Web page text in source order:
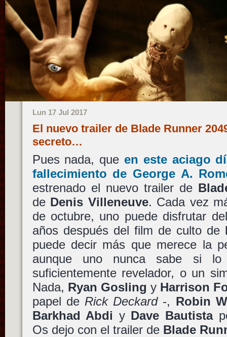
Lun 17 Jul 2017
El nuevo trailer de Blade Runner
secreto…
Pues nada, que en este aciago
fallecimiento de George A.
estrenado el nuevo trailer de
de Denis Villeneuve. Cada vez
de octubre, uno puede disfrutar
años después del film de culto de
puede decir más que merece la
aunque uno nunca sabe si
suficientemente revelador, o un
Nada, Ryan Gosling y Harrison
papel de Rick Deckard-, Robin
Barkhad Abdi y Dave Bautista
Os dejo con el trailer de Blade